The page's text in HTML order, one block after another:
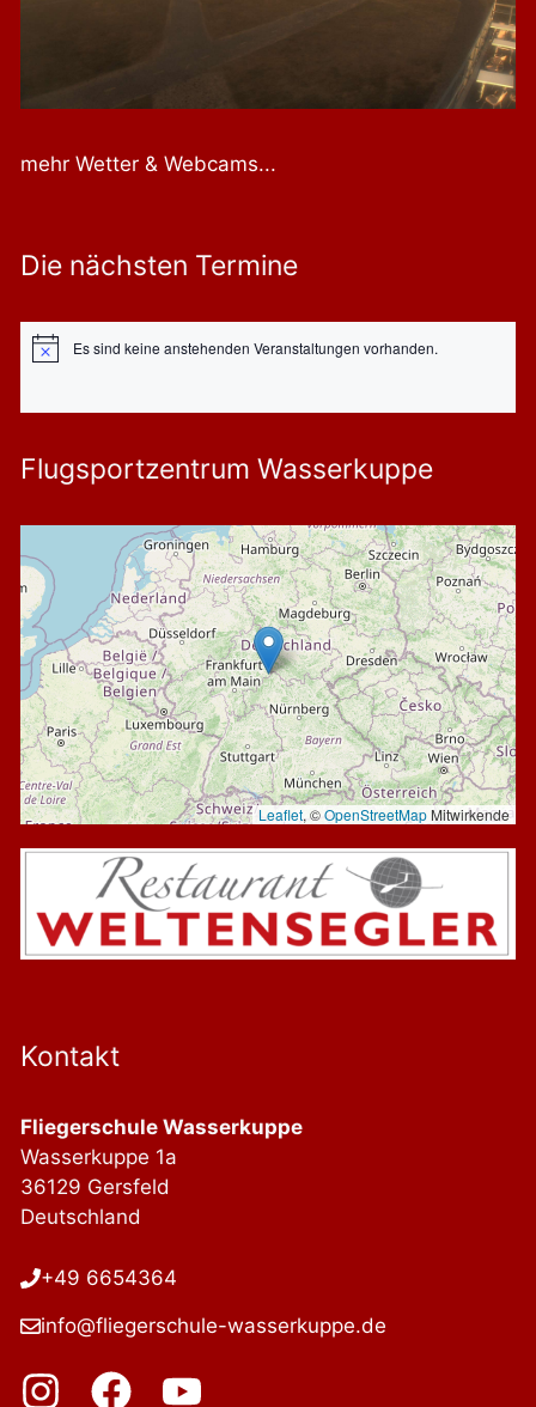
mehr Wetter & Webcams...
Die nächsten Termine
HinweisEs sind keine anstehenden Veranstaltungen vorhanden.
Flugsportzentrum Wasserkuppe
Leaflet, ©OpenStreetMapMitwirkende
Kontakt
Fliegerschule Wasserkuppe
Wasserkuppe 1a
36129 Gersfeld
Deutschland
+49 6654364
info@fliegerschule-wasserkuppe.de